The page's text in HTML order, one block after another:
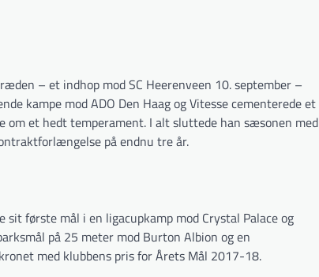
– et indhop mod SC Heerenveen 10. september –
kampe mod ADO Den Haag og Vitesse cementerede et
et hedt temperament. I alt sluttede han sæsonen med
på endnu tre år.
første mål i en ligacupkamp mod Crystal Palace og
på 25 meter mod Burton Albion og en
med klubbens pris for Årets Mål 2017-18.